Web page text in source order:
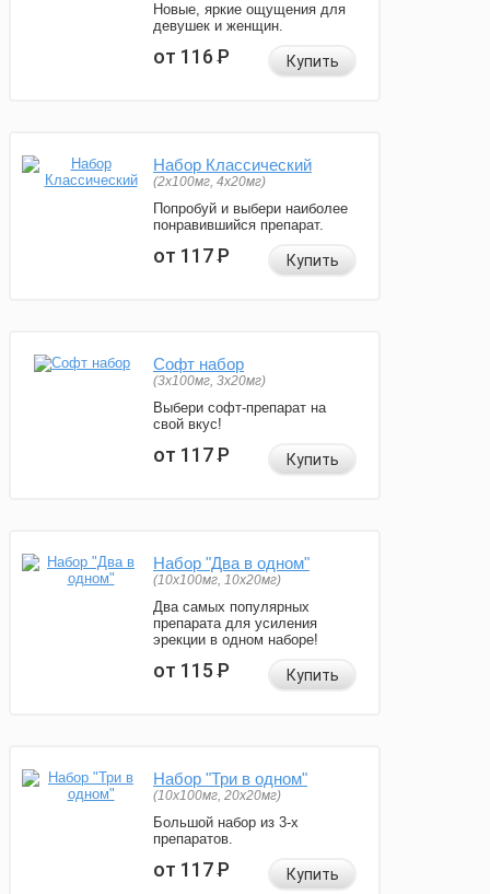
Новые, яркие ощущения для
девушек и женщин.
от 116Р Купить
Набор Классический
(2x100мг, 4x20мг)
Попробуй и выбери наиболее
понравившийся препарат.
от 117Р Купить
Софт набор
(3x100мг, 3x20мг)
Выбери софт-препарат на
свой вкус!
от 117Р Купить
Набор "Два в одном"
(10x100мг, 10x20мг)
Два самых популярных
препарата для усиления
эрекции в одном наборе!
от 115Р Купить
Набор "Три в одном"
(10x100мг, 20x20мг)
Большой набор из 3-х
препаратов.
от 117Р Купить